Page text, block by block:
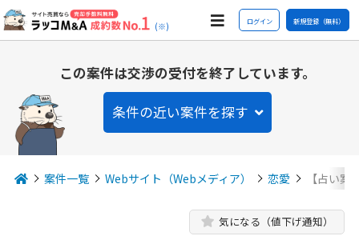
(※) ログイン 新規登録（無料）
この案件は交渉の受付を終了しています。
条件の近い案件を探す
案件一覧 Webサイト（Webメディア） 恋愛 【占い
気になる（値下げ通知）